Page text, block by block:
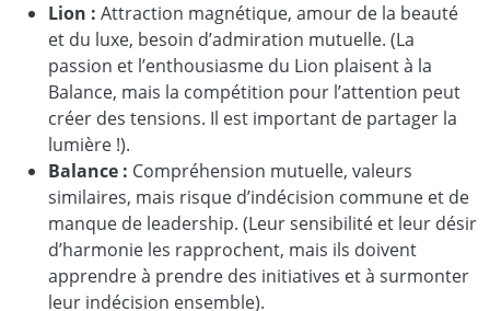
Lion : Attraction magnétique, amour de la beauté
et du luxe, besoin d’admiration mutuelle. (La
passion et l’enthousiasme du Lion plaisent à la
Balance, mais la compétition pour l’attention peut
créer des tensions. Il est important de partager la
lumière !).
Balance : Compréhension mutuelle, valeurs
similaires, mais risque d’indécision commune et de
manque de leadership. (Leur sensibilité et leur désir
d’harmonie les rapprochent, mais ils doivent
apprendre à prendre des initiatives et à surmonter
leur indécision ensemble).